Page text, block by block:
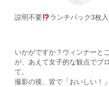
説明不要 ランチパック3枚
いかがですか？ウィンナーと
が、あえて女子的な観点でブ
て。
撮影の後、皆で「おいしい！